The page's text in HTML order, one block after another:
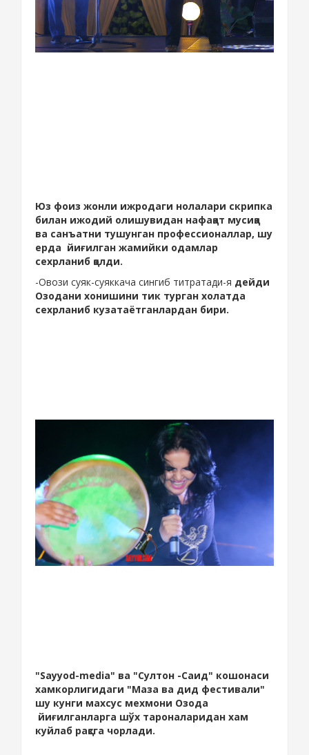
Юз фоиз жонли ижродаги нолалари скрипка
билан ижодий олишувидан нафақат мусиқа
ва санъатни тушунган профессионаллар, шу
ерда йиғилган жамийки одамлар
сехрланиб қолди.
-Овози суяк-суяккача сингиб титратади-я дейди
Озодани хонишини тик турган холатда
сехрланиб кузатаётганлардан бири.
"Sayyod-media" ва "Султон -Саид" кошонаси
хамкорлигидаги "Маза ва дид фестивали"
шу кунги махсус мехмони Озода
йиғилганларга шўх тароналаридан хам
куйлаб рақсга чорлади.